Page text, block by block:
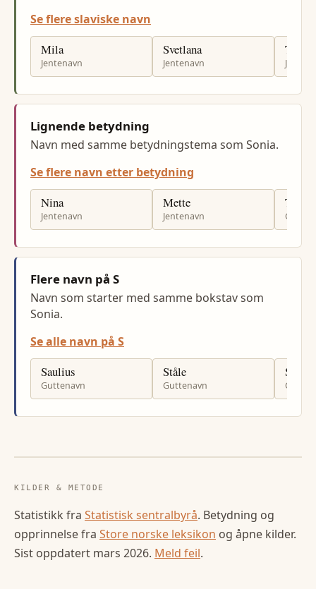
Se flere slaviske navn
Mila
Jentenavn
Svetlana
Jentenavn
Lignende betydning
Navn med samme betydningstema som Sonia.
Se flere navn etter betydning
Nina
Jentenavn
Mette
Jentenavn
Flere navn på S
Navn som starter med samme bokstav som
Sonia.
Se alle navn på S
Saulius
Guttenavn
Ståle
Guttenavn
Samir
KILDER & METODE
Statistikk fra Statistisk sentralbyrå. Betydning og
opprinnelse fra Store norske leksikon og åpne kilder.
Sist oppdatert mars 2026. Meld feil.